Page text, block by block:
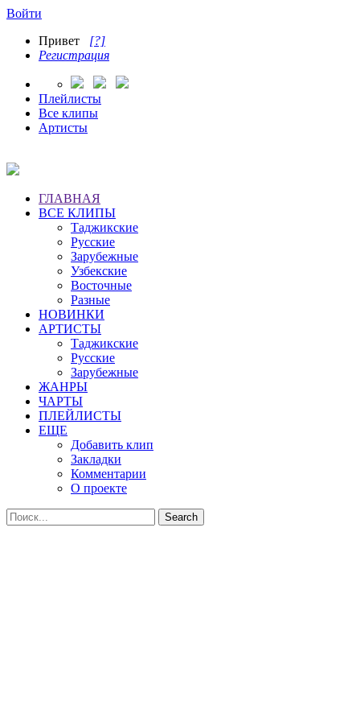
Войти
Привет [?]
Регистрация
Плейлисты
Все клипы
Артисты
ГЛАВНАЯ
ВСЕ КЛИПЫ
Таджикские
Русские
Зарубежные
Узбекские
Восточные
Разные
НОВИНКИ
АРТИСТЫ
Таджикские
Русские
Зарубежные
ЖАНРЫ
ЧАРТЫ
ПЛЕЙЛИСТЫ
ЕЩЕ
Добавить клип
Закладки
Комментарии
О проекте